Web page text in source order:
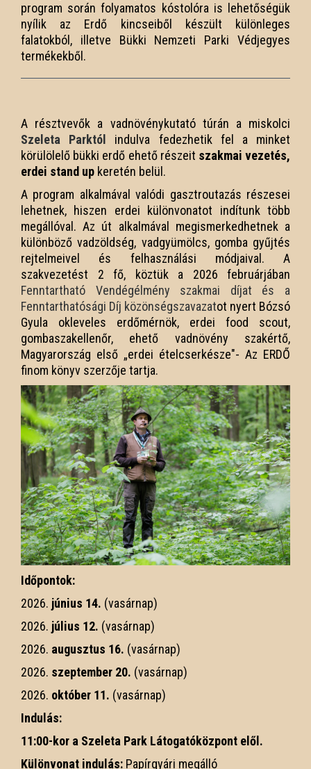
program során folyamatos kóstolóra is lehetőségük
nyílik az Erdő kincseiből készült különleges
falatokból, illetve Bükki Nemzeti Parki Védjegyes
termékekből.
A résztvevők a vadnövénykutató túrán a miskolci
Szeleta Parktól
indulva fedezhetik fel a minket
körülölelő bükki erdő ehető részeit szakmai vezetés,
erdei stand up keretén belül.
A program alkalmával valódi gasztroutazás részesei
lehetnek, hiszen erdei különvonatot indítunk több
megállóval. Az út alkalmával megismerkedhetnek a
különböző vadzöldség, vadgyümölcs, gomba gyűjtés
rejtelmeivel és felhasználási módjaival. A
szakvezetést 2 fő, köztük a 2026 februárjában
Fenntartható Vendégélmény szakmai díjat és a
Fenntarthatósági Díj közönségszavazatot nyert Bózsó
Gyula okleveles erdőmérnök, erdei food scout,
gombaszakellenőr, ehető vadnövény szakértő,
Magyarország első „erdei ételcserkésze"- Az ERDŐ
finom könyv szerzője tartja.
Időpontok:
2026. június 14. (vasárnap)
2026. július 12. (vasárnap)
2026. augusztus 16. (vasárnap)
2026. szeptember 20. (vasárnap)
2026. október 11. (vasárnap)
Indulás:
11:00-kor a Szeleta Park Látogatóközpont elől.
Különvonat indulás: Papírgyári megálló